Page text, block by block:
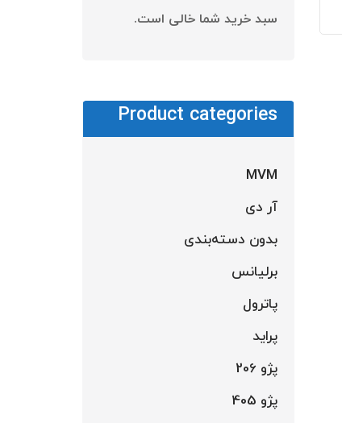
سبد خرید شما خالی است.
Product categories
MVM
آر دی
بدون دسته‌بندی
برلیانس
پاترول
پراید
پژو 206
پژو 405